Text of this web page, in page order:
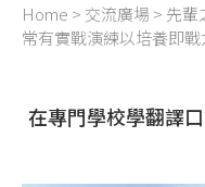
Home > 交流廣場 > 先輩
常有實戰演練以培養即戰
在專門學校學翻譯